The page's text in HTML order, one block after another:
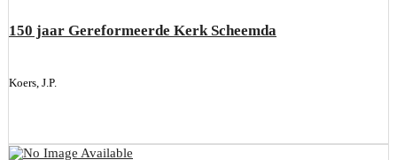
150 jaar Gereformeerde Kerk Scheemda
Koers, J.P.